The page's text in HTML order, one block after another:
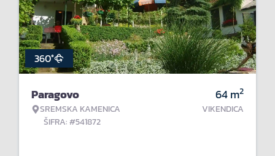
360°
Paragovo
SREMSKA KAMENICA
ŠIFRA: #541872
64m2
VIKENDICA